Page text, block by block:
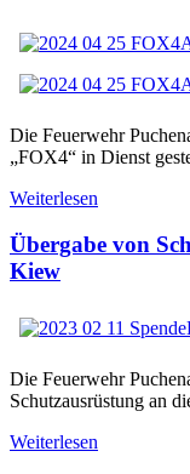
Die Feuerwehr
„FOX4“ in Dienst
Weiterlesen
Übergabe von
Kiew
Die Feuerwehr
Schutzausrüstung an
Weiterlesen